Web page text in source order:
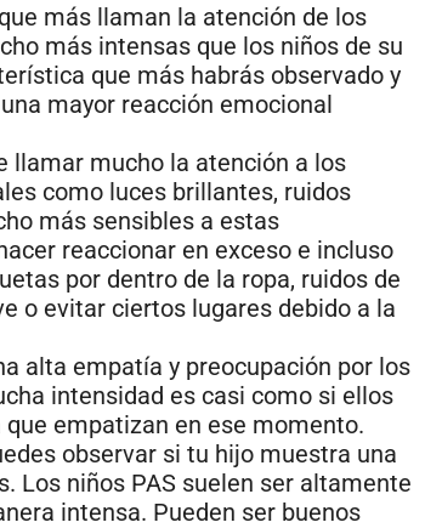
más llaman la atención de los
más intensas que los niños de su
que más habrás observado y
mayor reacción emocional
llamar mucho la atención a los
como luces brillantes, ruidos
más sensibles a estas
reaccionar en exceso e incluso
por dentro de la ropa, ruidos de
o evitar ciertos lugares debido a la
alta empatía y preocupación por los
intensidad es casi como si ellos
empatizan en ese momento.
observar si tu hijo muestra una
Los niños PAS suelen ser altamente
intensa. Pueden ser buenos